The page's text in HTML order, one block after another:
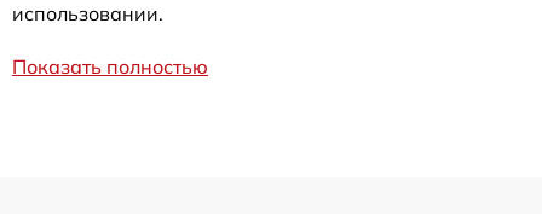
использовании.
Показать полностью